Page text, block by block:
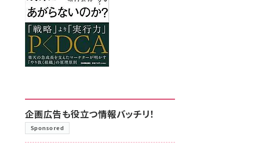
8月7日 10:00
企画広告も役立つ情報バッチリ！
Sponsored